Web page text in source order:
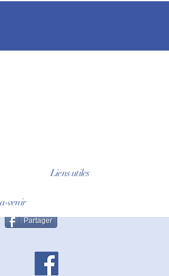
Liens utiles
venir
Partager